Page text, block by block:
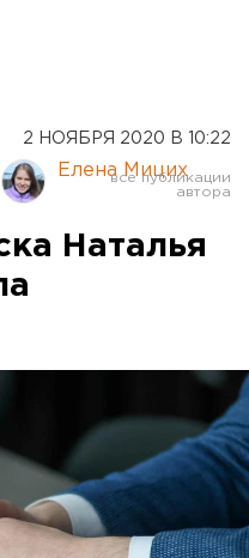
2 НОЯБРЯ 2020 В 10:22
Елена Мицих
Наталья